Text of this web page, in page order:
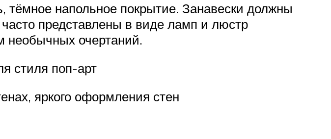
напольное покрытие. Занавески должны
представлены в виде ламп и люстр
необычных очертаний.
стиля поп-арт
яркого оформления стен